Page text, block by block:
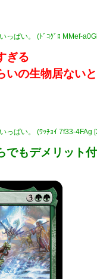
っぱい。 (ﾄﾞｺｸﾞﾛ MMef-
ぎる
いの生物居ない
っぱい。 (ﾜｯﾁｮｲ 7f33-4FAg
でもデメリット